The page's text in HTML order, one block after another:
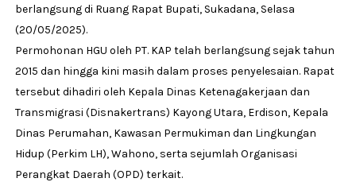
berlangsung di Ruang Rapat Bupati, Sukadana, Selasa
(20/05/2025).
Permohonan HGU oleh PT. KAP telah berlangsung sejak tahun
2015 dan hingga kini masih dalam proses penyelesaian. Rapat
tersebut dihadiri oleh Kepala Dinas Ketenagakerjaan dan
Transmigrasi (Disnakertrans) Kayong Utara, Erdison, Kepala
Dinas Perumahan, Kawasan Permukiman dan Lingkungan
Hidup (Perkim LH), Wahono, serta sejumlah Organisasi
Perangkat Daerah (OPD) terkait.